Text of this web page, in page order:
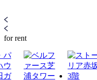
for rent